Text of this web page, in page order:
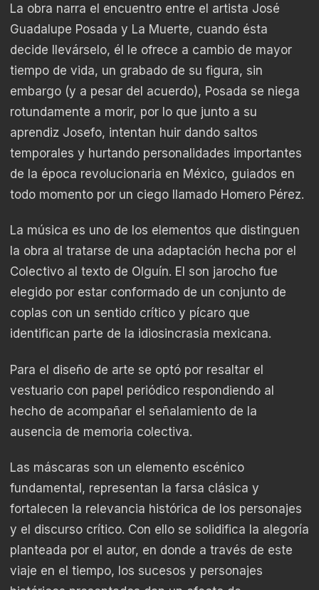
La obra narra el encuentro entre el artista José
Guadalupe Posada y La Muerte, cuando ésta
decide llevárselo, él le ofrece a cambio de mayor
tiempo de vida, un grabado de su figura, sin
embargo (y a pesar del acuerdo), Posada se niega
rotundamente a morir, por lo que junto a su
aprendiz Josefo, intentan huir dando saltos
temporales y hurtando personalidades importantes
de la época revolucionaria en México, guiados en
todo momento por un ciego llamado Homero Pérez.
La música es uno de los elementos que distinguen
la obra al tratarse de una adaptación hecha por el
Colectivo al texto de Olguín. El son jarocho fue
elegido por estar conformado de un conjunto de
coplas con un sentido crítico y pícaro que
identifican parte de la idiosincrasia mexicana.
Para el diseño de arte se optó por resaltar el
vestuario con papel periódico respondiendo al
hecho de acompañar el señalamiento de la
ausencia de memoria colectiva.
Las máscaras son un elemento escénico
fundamental, representan la farsa clásica y
fortalecen la relevancia histórica de los personajes
y el discurso crítico. Con ello se solidifica la alegoría
planteada por el autor, en donde a través de este
viaje en el tiempo, los sucesos y personajes